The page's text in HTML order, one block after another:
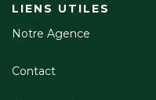
LIENS UTILES
Notre Agence
Contact